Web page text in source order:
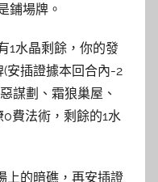
鋪場牌。
1水晶剩餘，你的發
安插證據本回合內-2
謀劃、霜狼巢屋、
費法術，剩餘的1水
上的暗礁，再安插證